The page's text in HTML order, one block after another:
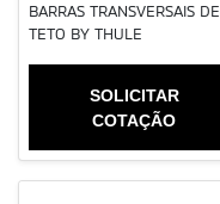
BARRAS TRANSVERSAIS DE
TETO BY THULE
SOLICITAR
COTAÇÃO